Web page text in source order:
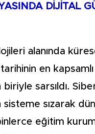
DİJİTAL
alanında
en
biriyle sarsıldı.
sisteme sızarak
eğitim